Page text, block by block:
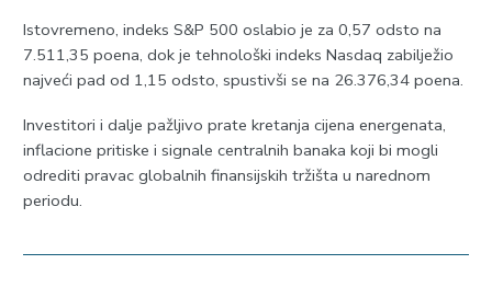
Istovremeno, indeks S&P 500 oslabio je za 0,57 odsto na
7.511,35 poena, dok je tehnološki indeks Nasdaq zabilježio
najveći pad od 1,15 odsto, spustivši se na 26.376,34 poena.
Investitori i dalje pažljivo prate kretanja cijena energenata,
inflacione pritiske i signale centralnih banaka koji bi mogli
odrediti pravac globalnih finansijskih tržišta u narednom
periodu.